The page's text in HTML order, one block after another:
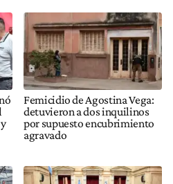
Femicidio de Agostina Vega:
detuvieron a dos inquilinos
por supuesto encubrimiento
agravado